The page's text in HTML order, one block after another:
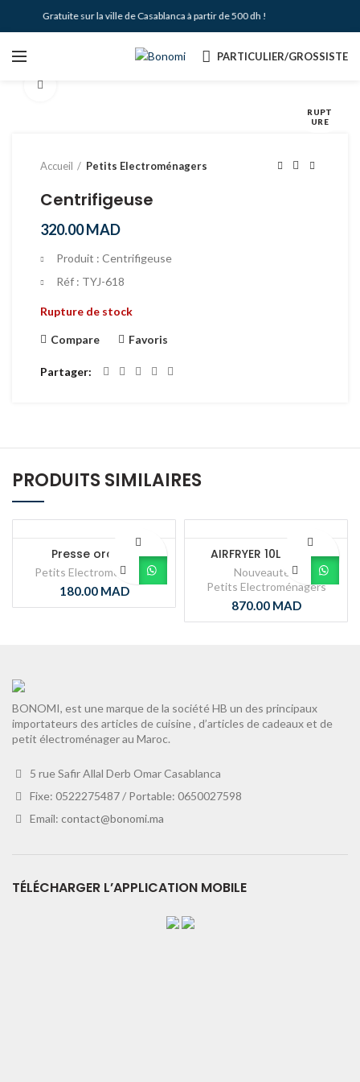
Gratuite sur la ville de Casablanca à partir de 500 dh !
PARTICULIER/GROSSISTE
RUPT
URE
Accueil Petits Electroménagers
Centrifigeuse
320.00MAD
Produit : Centrifigeuse
Réf : TYJ-618
Rupture de stock
Compare Favoris
Partager
PRODUITS SIMILAIRES
Presse orange
Petits Electroménagers
180.00 MAD
AIRFRYER 10L ECRAN
TACTILE
Nouveautés,
Petits Electroménagers
870.00 MAD
BONOMI, est une marque de la société HB un des principaux
importateurs des articles de cuisine , d’articles de cadeaux et de
petit électroménager au Maroc.
5 rue Safir Allal Derb Omar Casablanca
Fixe: 0522275487 / Portable: 0650027598
Email: contact@bonomi.ma
TÉLÉCHARGER L’APPLICATION MOBILE